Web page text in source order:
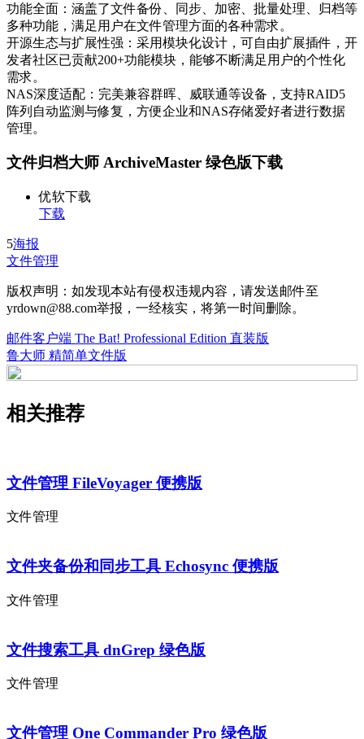
功能全面：涵盖了文件备份、同步、加密、批量处理、归档等
多种功能，满足用户在文件管理方面的各种需求。
开源生态与扩展性强：采用模块化设计，可自由扩展插件，开
发者社区已贡献200+功能模块，能够不断满足用户的个性化
需求。
NAS深度适配：完美兼容群晖、威联通等设备，支持RAID5
阵列自动监测与修复，方便企业和NAS存储爱好者进行数据
管理。
文件归档大师 ArchiveMaster 绿色版下载
优软下载
下载
5海报
文件管理
版权声明：如发现本站有侵权违规内容，请发送邮件至
yrdown@88.com举报，一经核实，将第一时间删除。
邮件客户端 The Bat! Professional Edition 直装版
鲁大师 精简单文件版
相关推荐
文件管理 FileVoyager 便携版
文件管理
文件夹备份和同步工具 Echosync 便携版
文件管理
文件搜索工具 dnGrep 绿色版
文件管理
文件管理 One Commander Pro 绿色版